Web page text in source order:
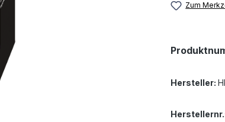
Zum
Hersteller: